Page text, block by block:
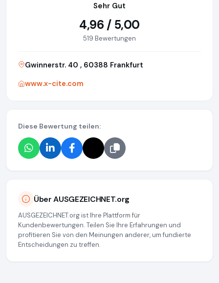
Sehr Gut
4,96 / 5,00
519 Bewertungen
Gwinnerstr. 40 , 60388 Frankfurt
www.x-cite.com
Diese Bewertung teilen:
Über AUSGEZEICHNET.org
AUSGEZEICHNET.org ist Ihre Plattform für
Kundenbewertungen. Teilen Sie Ihre Erfahrungen und
profitieren Sie von den Meinungen anderer, um fundierte
Entscheidungen zu treffen.